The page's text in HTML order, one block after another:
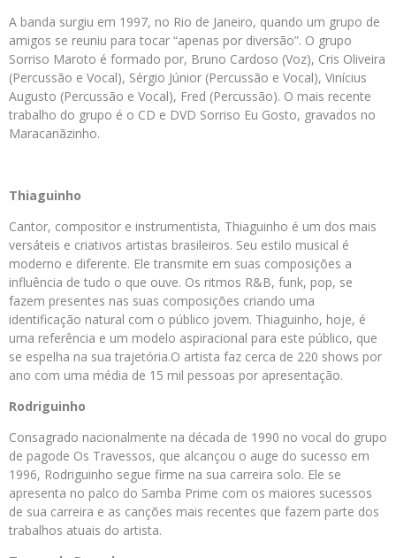
A banda surgiu em 1997, no Rio de Janeiro, quando um grupo de
amigos se reuniu para tocar “apenas por diversão”. O grupo
Sorriso Maroto é formado por, Bruno Cardoso (Voz), Cris Oliveira
(Percussão e Vocal), Sérgio Júnior (Percussão e Vocal), Vinícius
Augusto (Percussão e Vocal), Fred (Percussão). O mais recente
trabalho do grupo é o CD e DVD Sorriso Eu Gosto, gravados no
Maracanãzinho.
Thiaguinho
Cantor, compositor e instrumentista, Thiaguinho é um dos mais
versáteis e criativos artistas brasileiros. Seu estilo musical é
moderno e diferente. Ele transmite em suas composições a
influência de tudo o que ouve. Os ritmos R&B, funk, pop, se
fazem presentes nas suas composições criando uma
identificação natural com o público jovem. Thiaguinho, hoje, é
uma referência e um modelo aspiracional para este público, que
se espelha na sua trajetória.O artista faz cerca de 220 shows por
ano com uma média de 15 mil pessoas por apresentação.
Rodriguinho
Consagrado nacionalmente na década de 1990 no vocal do grupo
de pagode Os Travessos, que alcançou o auge do sucesso em
1996, Rodriguinho segue firme na sua carreira solo. Ele se
apresenta no palco do Samba Prime com os maiores sucessos
de sua carreira e as canções mais recentes que fazem parte dos
trabalhos atuais do artista.